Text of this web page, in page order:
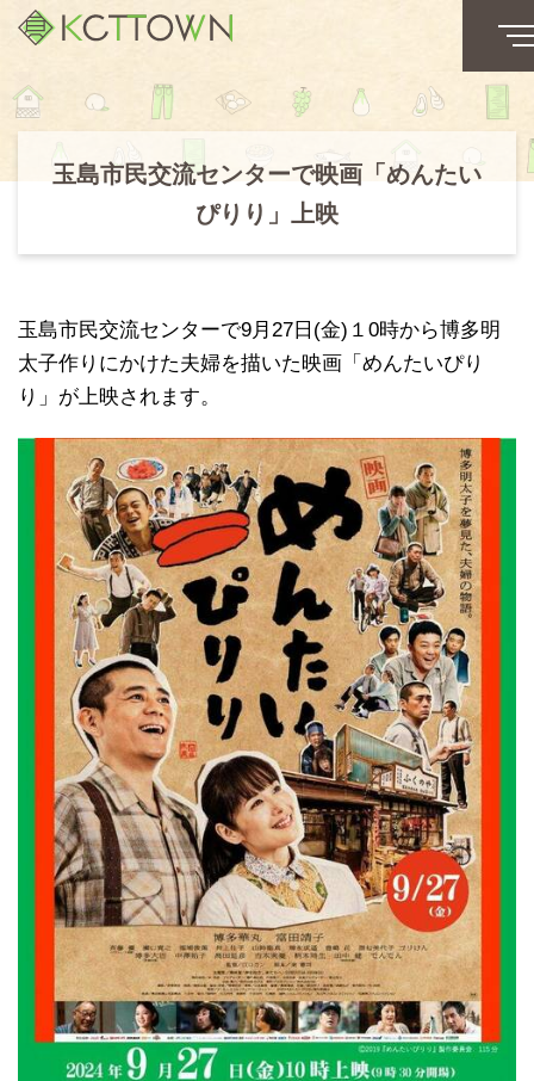
玉島市民交流センターで映画「めんたい
ぴりり」上映
玉島市民交流センターで9月27日(金)１0時から博多明
太子作りにかけた夫婦を描いた映画「めんたいぴり
り」が上映されます。